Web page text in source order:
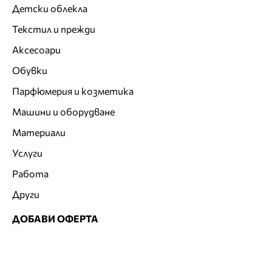
Детски облекла
Текстил и прежди
Аксесоари
Обувки
Парфюмерия и козметика
Машини и оборудване
Материали
Услуги
Работа
Други
ДОБАВИ ОФЕРТА